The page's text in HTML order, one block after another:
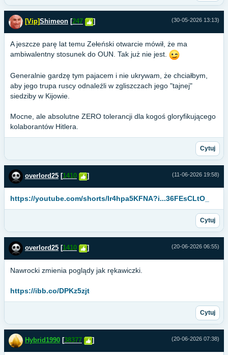
(30-05-2026 13:13)
[Vip]Shimeon [247 ]
A jeszcze parę lat temu Zełeński otwarcie mówił, że ma
ambiwalentny stosunek do OUN. Tak już nie jest.
Generalnie gardzę tym pajacem i nie ukrywam, że chciałbym,
aby jego trupa ruscy odnaleźli w zgliszczach jego "tajnej"
siedziby w Kijowie.
Mocne, ale absolutne ZERO tolerancji dla kogoś gloryfikującego
kolaborantów Hitlera.
Cytuj
(11-06-2026 19:58)
overlord25 [1410 ]
https://youtube.com/shorts/Ir4hpa5KFNA?i...36FEsCLtO_
Cytuj
(20-06-2026 06:55)
overlord25 [1410 ]
Nawrocki zmienia poglądy jak rękawiczki.
https://ibb.co/DPKz5zjt
Cytuj
(20-06-2026 07:38)
Hybrid1990 [38377 ]